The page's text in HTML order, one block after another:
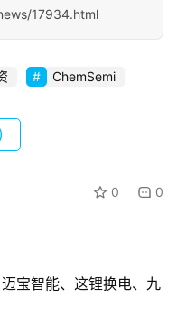
17934.html
ChemSemi
0 0
宝智能、这锂换电、九